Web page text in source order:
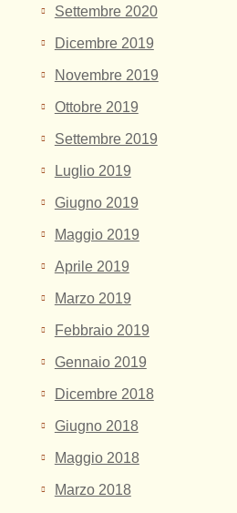
Settembre 2020
Dicembre 2019
Novembre 2019
Ottobre 2019
Settembre 2019
Luglio 2019
Giugno 2019
Maggio 2019
Aprile 2019
Marzo 2019
Febbraio 2019
Gennaio 2019
Dicembre 2018
Giugno 2018
Maggio 2018
Marzo 2018